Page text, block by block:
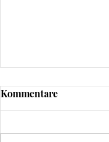
Kommentare